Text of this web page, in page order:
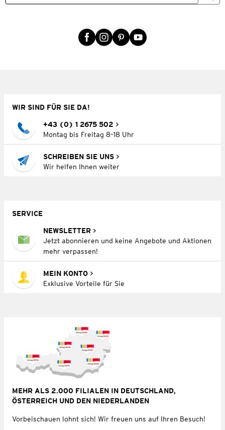
WIR SIND FÜR SIE DA!
+43 (0) 1 2675 502
Montag bis Freitag 8–18 Uhr
SCHREIBEN SIE UNS
Wir helfen Ihnen weiter
SERVICE
NEWSLETTER
Jetzt abonnieren und keine Angebote und Aktionen
mehr verpassen!
MEIN KONTO
Exklusive Vorteile für Sie
MEHR ALS 2.000 FILIALEN IN DEUTSCHLAND,
ÖSTERREICH UND DEN NIEDERLANDEN
Vorbeischauen lohnt sich! Wir freuen uns auf Ihren Besuch!